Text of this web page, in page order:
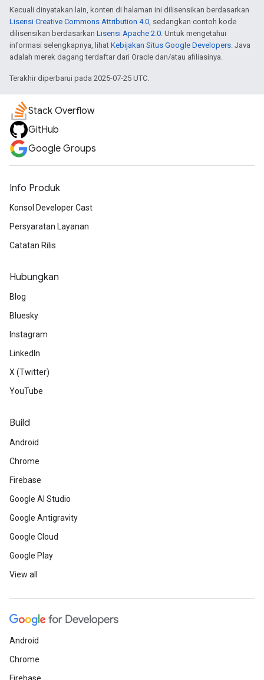
Kecuali dinyatakan lain, konten di halaman ini dilisensikan berdasarkan
Lisensi Creative Commons Attribution 4.0, sedangkan contoh kode
dilisensikan berdasarkan Lisensi Apache 2.0. Untuk mengetahui
informasi selengkapnya, lihat Kebijakan Situs Google Developers. Java
adalah merek dagang terdaftar dari Oracle dan/atau afiliasinya.
Terakhir diperbarui pada 2025-07-25 UTC.
Stack Overflow
GitHub
Google Groups
Info Produk
Konsol Developer Cast
Persyaratan Layanan
Catatan Rilis
Hubungkan
Blog
Bluesky
Instagram
LinkedIn
X (Twitter)
YouTube
Build
Android
Chrome
Firebase
Google AI Studio
Google Antigravity
Google Cloud
Google Play
View all
Android
Chrome